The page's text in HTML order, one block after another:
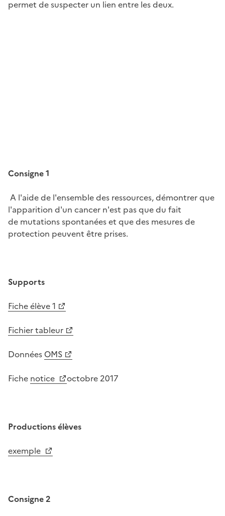
permet de suspecter un lien entre les deux.
Consigne 1
A l'aide de l'ensemble des ressources, démontrer que
l'apparition d'un cancer n'est pas que du fait
de mutations spontanées et que des mesures de
protection peuvent être prises.
Supports
Fiche élève 1
Fichier tableur
Données OMS
Fiche notice octobre 2017
Productions élèves
exemple
Consigne 2